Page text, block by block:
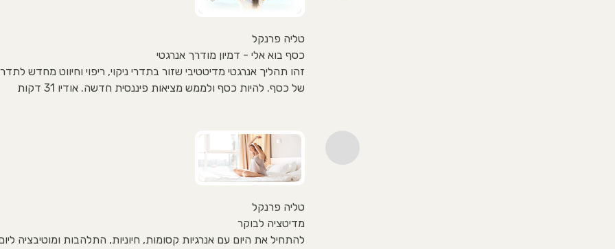
טליה פרנקל
כסף בוא אלי - דמיון מודרך אנרגטי
זהו תהליך אנרגטי מדיטטיבי שזור בתדרי ניקוי, ריפוי וחיווט מחדש
של כסף. להיות כסף ולממש מציאות פיננסית חדשה. אודיו 31 דקות
טליה פרנקל
מדיטציה לבוקר
להתחיל את היום עם אנרגיות קסומות, חיוניות, התלהבות ומוטיבציה